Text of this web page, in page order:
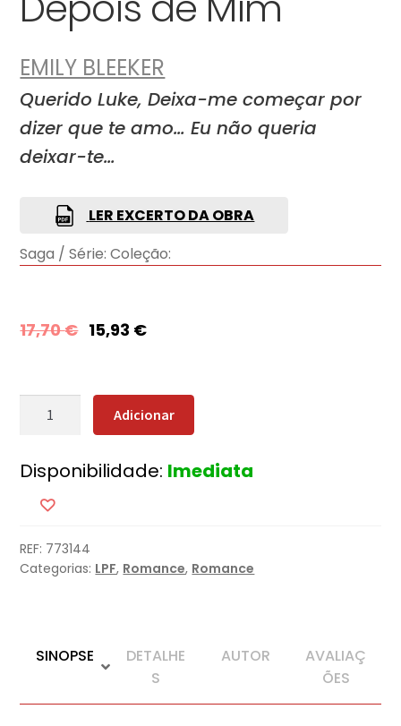
EMILY BLEEKER
Querido Luke, Deixa-me começar por
dizer que te amo… Eu não queria
deixar-te…
LER EXCERTO DA OBRA
Saga / Série: Coleção:
17,70€ 15,93 €
Quantidade
de
Mim
Adicionar
Disponibilidade: Imediata
REF: 773144
Categorias: LPF, Romance, Romance
SINOPSE
DETALHE
S
AUTOR
AVALIAÇ
ÕES